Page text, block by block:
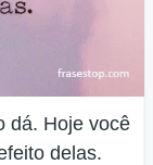
dá. Hoje você
delas.